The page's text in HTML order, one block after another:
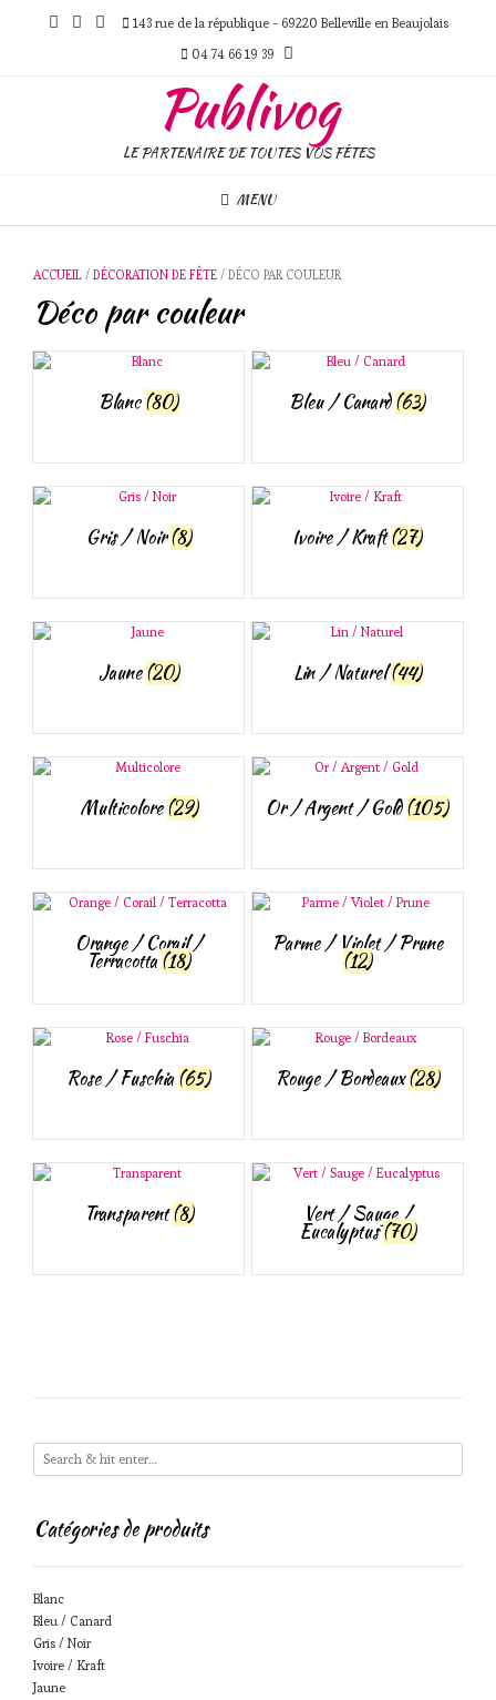
143 rue de la république - 69220 Belleville en Beaujolais
04 74 66 19 39
Publivog
LE PARTENAIRE DE TOUTES VOS FÊTES
MENU
ACCUEIL / DÉCORATION DE FÊTE / DÉCO PAR COULEUR
Déco par couleur
Blanc(80) Bleu / Canard(63)
Gris / Noir(8) Ivoire / Kraft(27)
Jaune(20) Lin / Naturel(44)
Multicolore(29) Or / Argent / Gold(105)
Orange / Corail /
Terracotta(18)
Parme / Violet / Prune
(12)
Rose / Fuschia(65) Rouge / Bordeaux(28)
Transparent(8) Vert / Sauge /
Eucalyptus(70)
Catégories de produits
Blanc
Bleu / Canard
Gris / Noir
Ivoire / Kraft
Jaune